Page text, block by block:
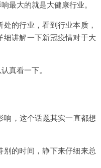
最大的就是大健康行业。
的行业，看到行业本质，
细讲解一下新冠疫情对于大
真看一下。
响，这个话题其实一直都想
的时间，静下来仔细来总